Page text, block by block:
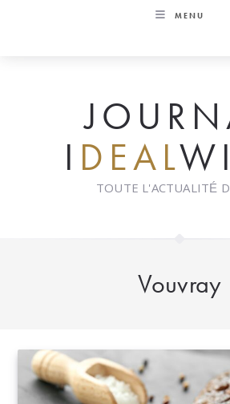
MENU
I DEAL
TOUTE L'ACTUALITÉ
Vouvray